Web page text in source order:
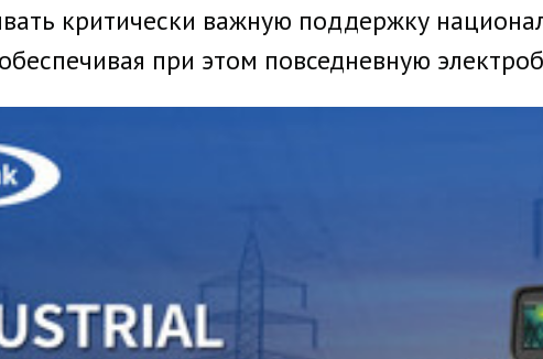
критически важную поддержку
при этом повседневную